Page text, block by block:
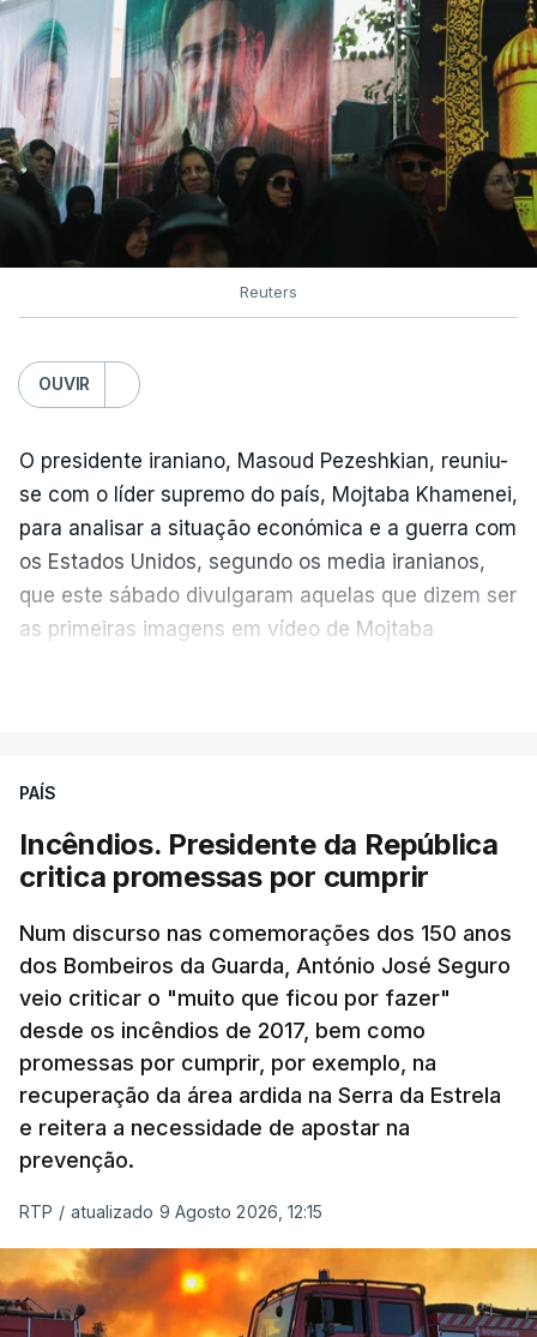
Reuters
OUVIR
O presidente iraniano, Masoud Pezeshkian, reuniu-
se com o líder supremo do país, Mojtaba Khamenei,
para analisar a situação económica e a guerra com
os Estados Unidos, segundo os media iranianos,
que este sábado divulgaram aquelas que dizem ser
as primeiras imagens em vídeo de Mojtaba
Mehr na rede social Telegram, como aquilo que
israelita, que nos últimos tempos vem dando conta
de que o líder supremo iraniano estará em estado
crítico na sequência do bombardeamento que no
último dia de fevereiro passado matou o pai, o
ayatollah Ali Khamenei, e outros membros da
família.
As imagens mostram Mojtaba Khamenei no que
será uma aula religiosa, mas sem qualquer
indicação adicional.
Ao mesmo tempo é também divulgada a realização
Pezeshkian e o ayatollah Khamenei que,
assinalando o início do terceiro ano de Pezeshkian
PAÍS
Incêndios. Presidente da República
critica promessas por cumprir
Num discurso nas comemorações dos 150 anos
dos Bombeiros da Guarda, António José Seguro
veio criticar o "muito que ficou por fazer"
desde os incêndios de 2017, bem como
promessas por cumprir, por exemplo, na
recuperação da área ardida na Serra da Estrela
e reitera a necessidade de apostar na
prevenção.
RTP / atualizado 9 Agosto 2026, 12:15